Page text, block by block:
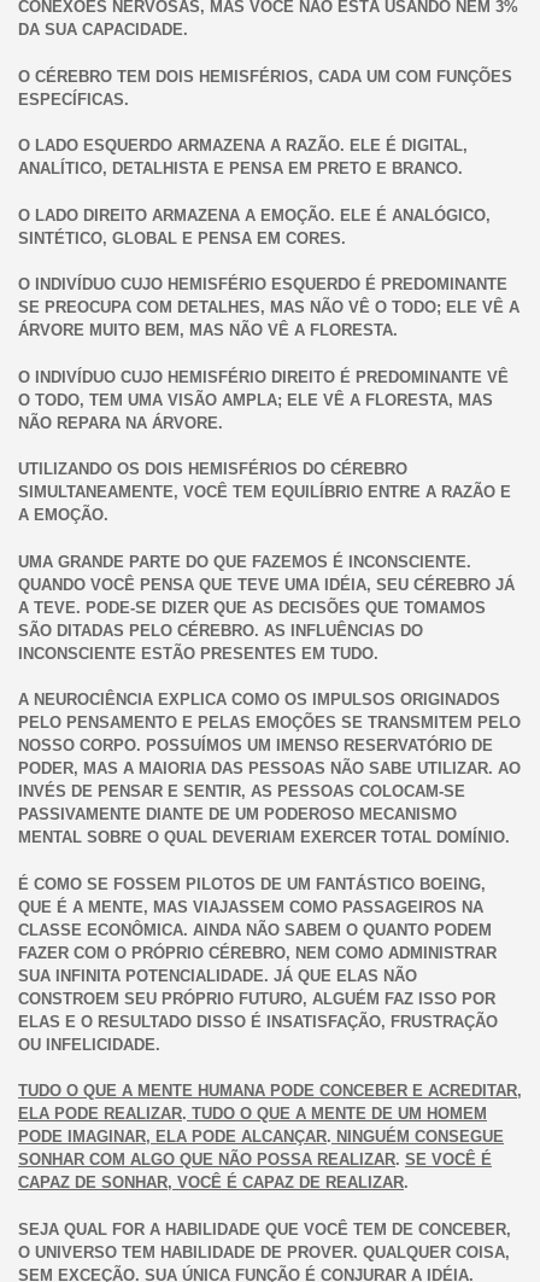
CONEXÕES NERVOSAS, MAS VOCÊ NÃO ESTÁ USANDO NEM 3%
DA SUA CAPACIDADE.
O CÉREBRO TEM DOIS HEMISFÉRIOS, CADA UM COM FUNÇÕES
ESPECÍFICAS.
O LADO ESQUERDO ARMAZENA A RAZÃO. ELE É DIGITAL,
ANALÍTICO, DETALHISTA E PENSA EM PRETO E BRANCO.
O LADO DIREITO ARMAZENA A EMOÇÃO. ELE É ANALÓGICO,
SINTÉTICO, GLOBAL E PENSA EM CORES.
O INDIVÍDUO CUJO HEMISFÉRIO ESQUERDO É PREDOMINANTE
SE PREOCUPA COM DETALHES, MAS NÃO VÊ O TODO; ELE VÊ A
ÁRVORE MUITO BEM, MAS NÃO VÊ A FLORESTA.
O INDIVÍDUO CUJO HEMISFÉRIO DIREITO É PREDOMINANTE VÊ
O TODO, TEM UMA VISÃO AMPLA; ELE VÊ A FLORESTA, MAS
NÃO REPARA NA ÁRVORE.
UTILIZANDO OS DOIS HEMISFÉRIOS DO CÉREBRO
SIMULTANEAMENTE, VOCÊ TEM EQUILÍBRIO ENTRE A RAZÃO E
A EMOÇÃO.
UMA GRANDE PARTE DO QUE FAZEMOS É INCONSCIENTE.
QUANDO VOCÊ PENSA QUE TEVE UMA IDÉIA, SEU CÉREBRO JÁ
A TEVE. PODE-SE DIZER QUE AS DECISÕES QUE TOMAMOS
SÃO DITADAS PELO CÉREBRO. AS INFLUÊNCIAS DO
INCONSCIENTE ESTÃO PRESENTES EM TUDO.
A NEUROCIÊNCIA EXPLICA COMO OS IMPULSOS ORIGINADOS
PELO PENSAMENTO E PELAS EMOÇÕES SE TRANSMITEM PELO
NOSSO CORPO. POSSUÍMOS UM IMENSO RESERVATÓRIO DE
PODER, MAS A MAIORIA DAS PESSOAS NÃO SABE UTILIZAR. AO
INVÉS DE PENSAR E SENTIR, AS PESSOAS COLOCAM-SE
PASSIVAMENTE DIANTE DE UM PODEROSO MECANISMO
MENTAL SOBRE O QUAL DEVERIAM EXERCER TOTAL DOMÍNIO.
É COMO SE FOSSEM PILOTOS DE UM FANTÁSTICO BOEING,
QUE É A MENTE, MAS VIAJASSEM COMO PASSAGEIROS NA
CLASSE ECONÔMICA. AINDA NÃO SABEM O QUANTO PODEM
FAZER COM O PRÓPRIO CÉREBRO, NEM COMO ADMINISTRAR
SUA INFINITA POTENCIALIDADE. JÁ QUE ELAS NÃO
CONSTROEM SEU PRÓPRIO FUTURO, ALGUÉM FAZ ISSO POR
ELAS E O RESULTADO DISSO É INSATISFAÇÃO, FRUSTRAÇÃO
OU INFELICIDADE.
TUDO O QUE A MENTE HUMANA PODE CONCEBER E ACREDITAR,
ELA PODE REALIZAR. TUDO O QUE A MENTE DE UM HOMEM
PODE IMAGINAR, ELA PODE ALCANÇAR. NINGUÉM CONSEGUE
SONHAR COM ALGO QUE NÃO POSSA REALIZAR. SE VOCÊ É
CAPAZ DE SONHAR, VOCÊ É CAPAZ DE REALIZAR.
SEJA QUAL FOR A HABILIDADE QUE VOCÊ TEM DE CONCEBER,
O UNIVERSO TEM HABILIDADE DE PROVER. QUALQUER COISA,
SEM EXCEÇÃO. SUA ÚNICA FUNÇÃO É CONJURAR A IDÉIA.